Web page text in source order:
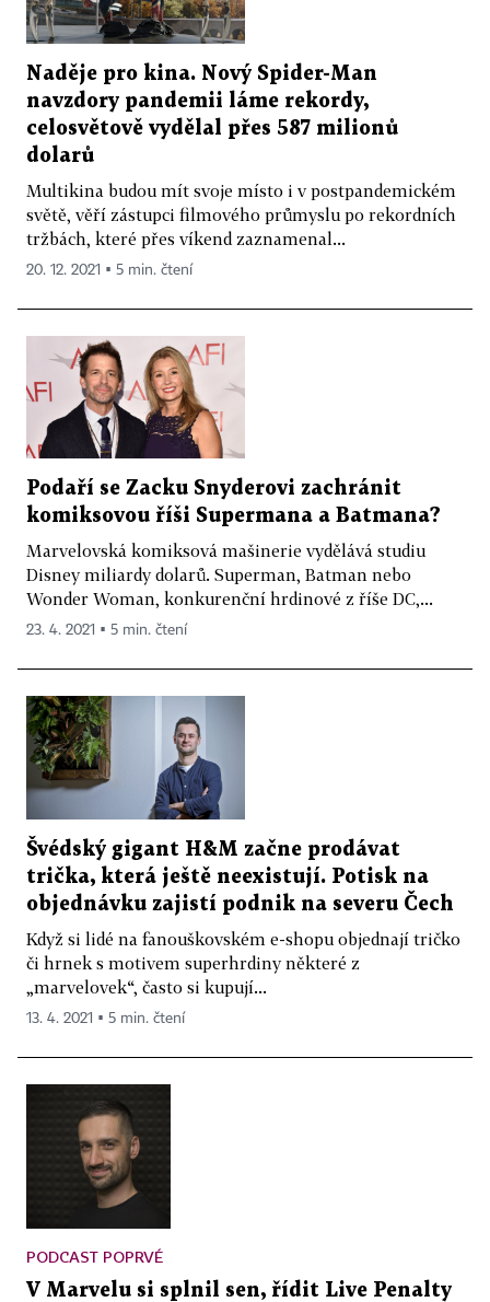
Naděje pro kina. Nový Spider-Man
navzdory pandemii láme rekordy,
celosvětově vydělal přes 587 milionů
dolarů
Multikina budou mít svoje místo i v postpandemickém
světě, věří zástupci filmového průmyslu po rekordních
tržbách, které přes víkend zaznamenal...
20. 12. 2021 ▪ 5 min. čtení
Podaří se Zacku Snyderovi zachránit
komiksovou říši Supermana a Batmana?
Marvelovská komiksová mašinerie vydělává studiu
Disney miliardy dolarů. Superman, Batman nebo
Wonder Woman, konkurenční hrdinové z říše DC,...
23. 4. 2021 ▪ 5 min. čtení
Švédský gigant H&M začne prodávat
trička, která ještě neexistují. Potisk na
objednávku zajistí podnik na severu Čech
Když si lidé na fanouškovském e-shopu objednají tričko
či hrnek s motivem superhrdiny některé z
„marvelovek“, často si kupují...
13. 4. 2021 ▪ 5 min. čtení
PODCAST POPRVÉ
V Marvelu si splnil sen, řídit Live Penalty